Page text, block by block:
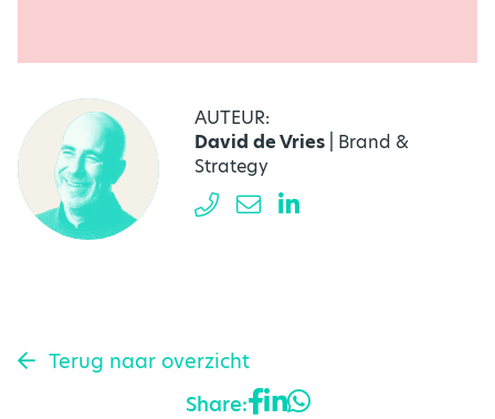
AUTEUR:
David de Vries | Brand &
Strategy
Terug naar overzicht
Share: